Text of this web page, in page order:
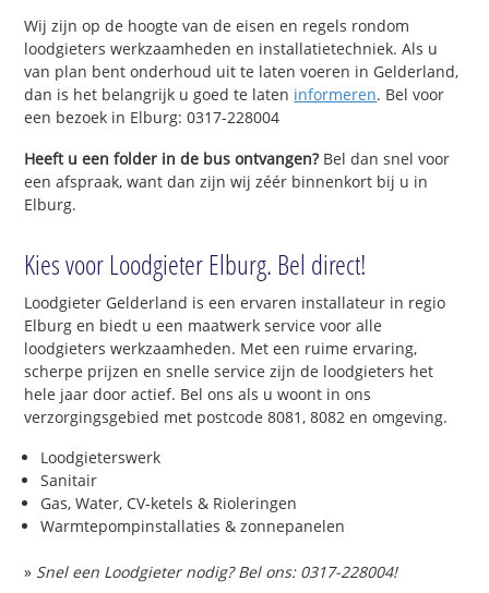
Wij zijn op de hoogte van de eisen en regels rondom
loodgieters werkzaamheden en installatietechniek. Als u
van plan bent onderhoud uit te laten voeren in Gelderland,
dan is het belangrijk u goed te laten informeren. Bel voor
een bezoek in Elburg: 0317-228004
Heeft u een folder in de bus ontvangen?Bel dan snel voor
een afspraak, want dan zijn wij zéér binnenkort bij u in
Elburg.
Kies voor Loodgieter Elburg. Bel direct!
Loodgieter Gelderland is een ervaren installateur in regio
Elburg en biedt u een maatwerk service voor alle
loodgieters werkzaamheden. Met een ruime ervaring,
scherpe prijzen en snelle service zijn de loodgieters het
hele jaar door actief. Bel ons als u woont in ons
verzorgingsgebied met postcode 8081, 8082 en omgeving.
Loodgieterswerk
Sanitair
Gas, Water, CV-ketels & Rioleringen
Warmtepompinstallaties & zonnepanelen
» Snel een Loodgieter nodig? Bel ons: 0317-228004!